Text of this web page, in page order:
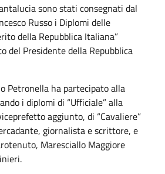
sono stati consegnati dal
Russo i Diplomi delle
della Repubblica Italiana”
del Presidente della Repubblica
Petronella ha partecipato alla
i diplomi di “Ufficiale” alla
aggiunto, di “Cavaliere”
giornalista e scrittore, e
Maresciallo Maggiore